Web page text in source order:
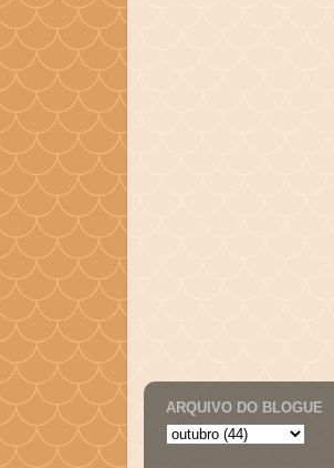
ARQUIVO DO BLOGUE